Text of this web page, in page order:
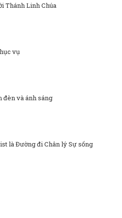
Thánh Linh Chúa
vụ
đèn và ánh sáng
là Đường đi Chân lý Sự sống